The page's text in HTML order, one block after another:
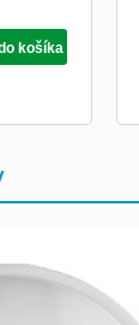
košíka